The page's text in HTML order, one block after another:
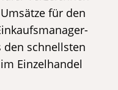
für den
den schnellsten
Einzelhandel